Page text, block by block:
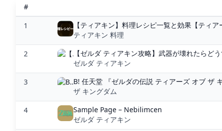
#
1
【ティアキン】料理レシピ一覧と効果【ティ
ティアキン 料理
2
【ゼルダ ティアキン攻略】武器が壊れたらど
ゼルダ ティアキン
3
B! 任天堂 『ゼルダの伝説 ティアーズ オブ ザ
ザ キングダム
4
Sample Page – Nebilimcen
ゼルダ ティアキン